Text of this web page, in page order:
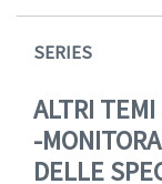
SERIES
ALTRI
-
DELLE